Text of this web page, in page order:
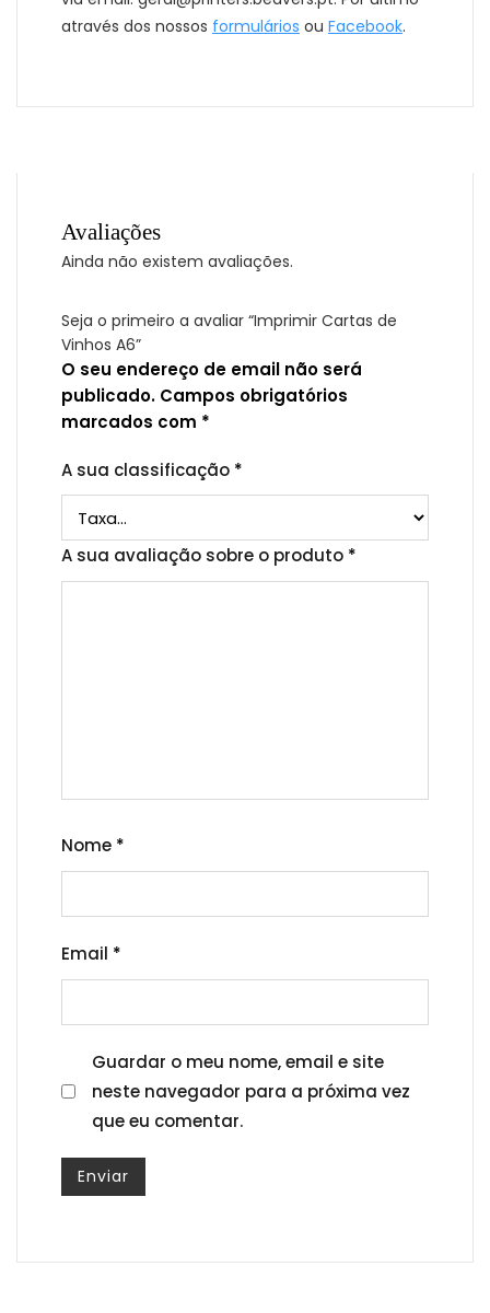
através dos nossos formulários ou Facebook.
Avaliações
Ainda não existem avaliações.
Seja o primeiro a avaliar “Imprimir Cartas de
Vinhos A6”
O seu endereço de email não será
publicado. Campos obrigatórios
marcados com *
A sua classificação *
A sua avaliação sobre o produto *
Nome *
Email *
Guardar o meu nome, email e site
neste navegador para a próxima vez
que eu comentar.